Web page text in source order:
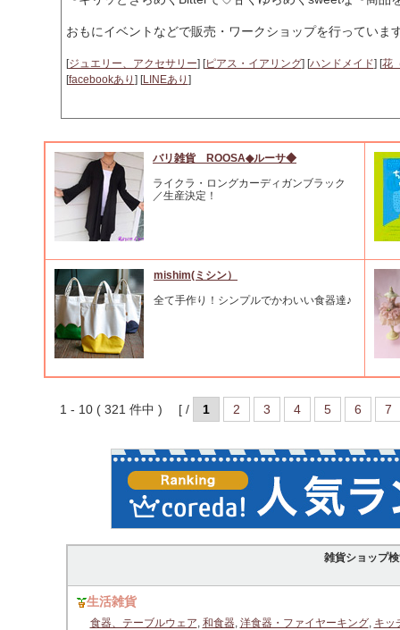
おもにイベントなどで販売・ワークショップを行っていま
[ジュエリー、アクセサリー] [ピアス・イアリング] [ハンドメイド] [花
[facebookあり ] [LINEあり ]
バリ雑貨 ROOSA◆ルーサ◆
ライクラ・ロングカーディガンブラック
／生産決定！
mishim(ミシン）
全て手作り！シンプルでかわいい食器達♪
1 - 10 ( 321 件中 ) [ / 1 2 3 4 5 6 7
雑貨ショップ
生活雑貨
食器、テーブルウェア, 和食器, 洋食器・ファイヤーキング, キッ